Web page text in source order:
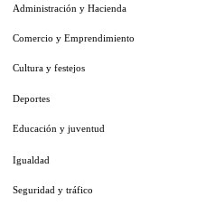
Administración y Hacienda
Comercio y Emprendimiento
Cultura y festejos
Deportes
Educación y juventud
Igualdad
Seguridad y tráfico